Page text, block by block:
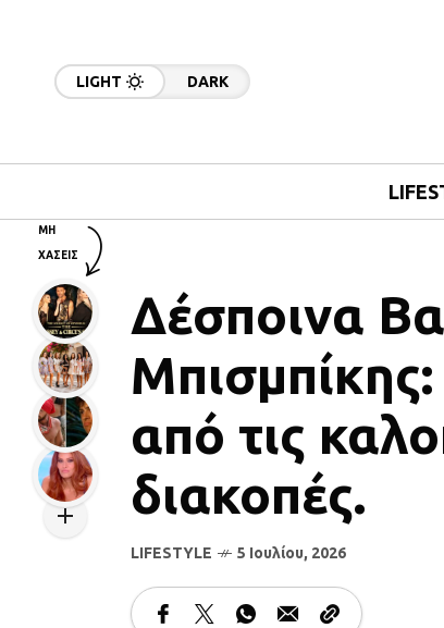
LIGHT DARK
Δέσποινα
από τις
διακοπές.
LIFESTYLE 5 Ιουλίου, 2026
ΜΗ
ΧΑΣΕΙΣ